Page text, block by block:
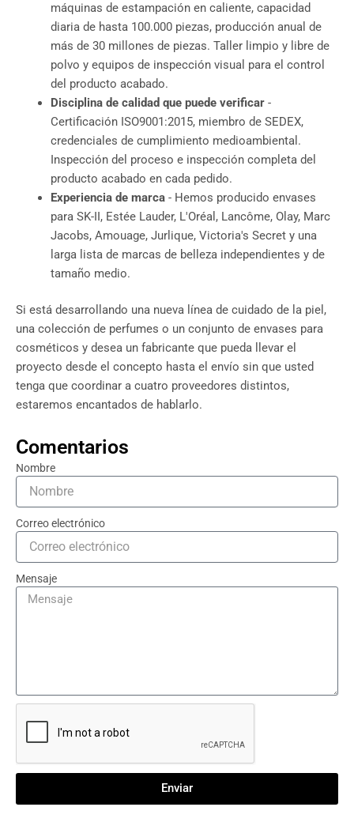
máquinas de estampación en caliente, capacidad
diaria de hasta 100.000 piezas, producción anual de
más de 30 millones de piezas. Taller limpio y libre de
polvo y equipos de inspección visual para el control
del producto acabado.
Disciplina de calidad que puede verificar-
Certificación ISO9001:2015, miembro de SEDEX,
credenciales de cumplimiento medioambiental.
Inspección del proceso e inspección completa del
producto acabado en cada pedido.
Experiencia de marca- Hemos producido envases
para SK-II, Estée Lauder, L'Oréal, Lancôme, Olay, Marc
Jacobs, Amouage, Jurlique, Victoria's Secret y una
larga lista de marcas de belleza independientes y de
tamaño medio.
Si está desarrollando una nueva línea de cuidado de la piel,
una colección de perfumes o un conjunto de envases para
cosméticos y desea un fabricante que pueda llevar el
proyecto desde el concepto hasta el envío sin que usted
tenga que coordinar a cuatro proveedores distintos,
estaremos encantados de hablarlo.
Comentarios
Nombre
Correo electrónico
Mensaje
Enviar